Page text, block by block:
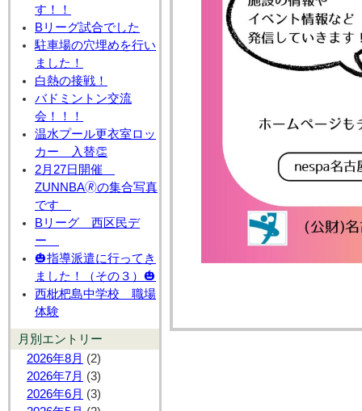
す！！
Bリーグ試合でした
駐車場の穴埋めを行い
ました！
白熱の接戦！
バドミントン交流
会！！！
温水プール更衣室ロッ
カー 入替👏
2月27日開催
ZUNNBA🄬の集合写真
です
Bリーグ 西区民デ
ー
🎃指導派遣に行ってき
ました！（その３）🎃
西枇杷島中学校 職場
体験
月別エントリー
2026年8月 (2)
2026年7月 (3)
2026年6月 (3)